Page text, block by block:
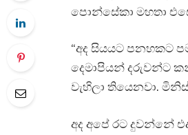
පොන්සේකා මහතා
“අද සියයට පනහකට
දෙමාපියන් දරුවන්ට
වැහිලා තියෙනවා.
අද අපේ රට දුවන්නේ